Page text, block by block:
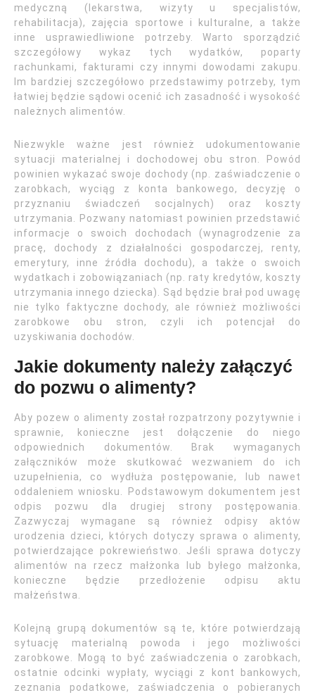
medyczną (lekarstwa, wizyty u specjalistów,
rehabilitacja), zajęcia sportowe i kulturalne, a także
inne usprawiedliwione potrzeby. Warto sporządzić
szczegółowy wykaz tych wydatków, poparty
rachunkami, fakturami czy innymi dowodami zakupu.
Im bardziej szczegółowo przedstawimy potrzeby, tym
łatwiej będzie sądowi ocenić ich zasadność i wysokość
należnych alimentów.
Niezwykle ważne jest również udokumentowanie
sytuacji materialnej i dochodowej obu stron. Powód
powinien wykazać swoje dochody (np. zaświadczenie o
zarobkach, wyciąg z konta bankowego, decyzję o
przyznaniu świadczeń socjalnych) oraz koszty
utrzymania. Pozwany natomiast powinien przedstawić
informacje o swoich dochodach (wynagrodzenie za
pracę, dochody z działalności gospodarczej, renty,
emerytury, inne źródła dochodu), a także o swoich
wydatkach i zobowiązaniach (np. raty kredytów, koszty
utrzymania innego dziecka). Sąd będzie brał pod uwagę
nie tylko faktyczne dochody, ale również możliwości
zarobkowe obu stron, czyli ich potencjał do
uzyskiwania dochodów.
Jakie dokumenty należy załączyć
do pozwu o alimenty?
Aby pozew o alimenty został rozpatrzony pozytywnie i
sprawnie, konieczne jest dołączenie do niego
odpowiednich dokumentów. Brak wymaganych
załączników może skutkować wezwaniem do ich
uzupełnienia, co wydłuża postępowanie, lub nawet
oddaleniem wniosku. Podstawowym dokumentem jest
odpis pozwu dla drugiej strony postępowania.
Zazwyczaj wymagane są również odpisy aktów
urodzenia dzieci, których dotyczy sprawa o alimenty,
potwierdzające pokrewieństwo. Jeśli sprawa dotyczy
alimentów na rzecz małżonka lub byłego małżonka,
konieczne będzie przedłożenie odpisu aktu
małżeństwa.
Kolejną grupą dokumentów są te, które potwierdzają
sytuację materialną powoda i jego możliwości
zarobkowe. Mogą to być zaświadczenia o zarobkach,
ostatnie odcinki wypłaty, wyciągi z kont bankowych,
zeznania podatkowe, zaświadczenia o pobieranych